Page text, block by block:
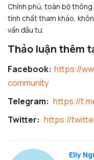
Chính phủ, toàn bộ
tính chất tham khảo,
vấn đầu tư.
Thảo luận thêm
Facebook: https://
community
Telegram: https://
Twitter: https://
Elly